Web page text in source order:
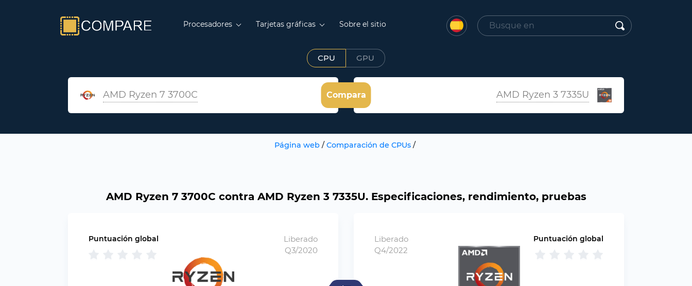
Procesadores Tarjetas gráficas Sobre el sitio
CPU GPU
AMD Ryzen 7 3700C AMD Ryzen 3 7335U
Compara
Página web / Comparación de CPUs /
AMD Ryzen 7 3700C contra AMD Ryzen 3 7335U. Especificaciones, rendimiento, pruebas
Puntuación global
Liberado
Q3/2020
Liberado
Q4/2022
Puntuación global